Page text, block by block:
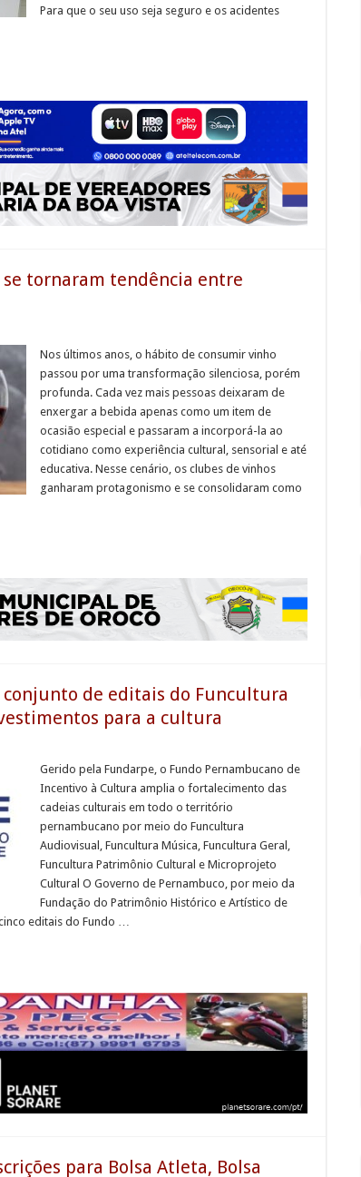
Para que o seu uso seja seguro e os acidentes
tornaram tendência entre
Nos últimos anos, o hábito de consumir vinho
passou por uma transformação silenciosa, porém
profunda. Cada vez mais pessoas deixaram de
enxergar a bebida apenas como um item de
ocasião especial e passaram a incorporá-la ao
cotidiano como experiência cultural, sensorial e até
educativa. Nesse cenário, os clubes de vinhos
ganharam protagonismo e se consolidaram como
conjunto de editais do Funcultura
para a cultura
Gerido pela Fundarpe, o Fundo Pernambucano de
Incentivo à Cultura amplia o fortalecimento das
cadeias culturais em todo o território
pernambucano por meio do Funcultura
Audiovisual, Funcultura Música, Funcultura Geral,
Funcultura Patrimônio Cultural e Microprojeto
Cultural O Governo de Pernambuco, por meio da
Fundação do Patrimônio Histórico e Artístico de
editais do Fundo …
para Bolsa Atleta, Bolsa